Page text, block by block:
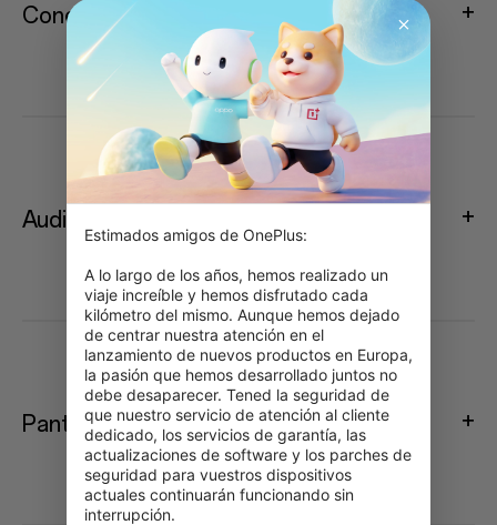
Conectividad
Audio
Pantalla
Estimados amigos de OnePlus:
A lo largo de los años, hemos realizado un
viaje increíble y hemos disfrutado cada
kilómetro del mismo. Aunque hemos dejado
de centrar nuestra atención en el
lanzamiento de nuevos productos en Europa,
la pasión que hemos desarrollado juntos no
debe desaparecer. Tened la seguridad de
que nuestro servicio de atención al cliente
dedicado, los servicios de garantía, las
actualizaciones de software y los parches de
seguridad para vuestros dispositivos
actuales continuarán funcionando sin
interrupción.